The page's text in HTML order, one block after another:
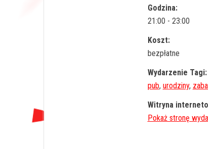
Godzina:
21:00 - 23:00
Koszt:
bezpłatne
Wydarzenie Tagi:
pub, urodziny,
Witryna